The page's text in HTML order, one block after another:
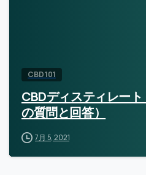
CBD 101
CBDディスティレー
の質問と回答）
7月 5, 2021